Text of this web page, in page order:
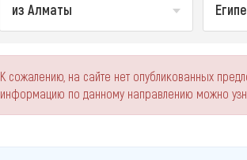
из Алматы
К сожалению, на сайте нет опубликованных
информацию по данному направлению можно